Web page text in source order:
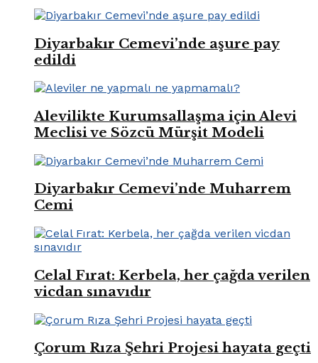
Diyarbakır Cemevi’nde aşure pay
edildi
Alevilikte Kurumsallaşma için Alevi
Meclisi ve Sözcü Mürşit Modeli
Diyarbakır Cemevi’nde Muharrem
Cemi
Celal Fırat: Kerbela, her çağda verilen
vicdan sınavıdır
Çorum Rıza Şehri Projesi hayata geçti